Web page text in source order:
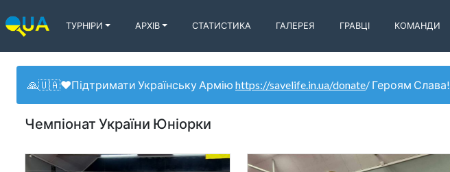
ТУРНІРИ АРХІВ СТАТИСТИКА ГАЛЕРЕЯ ГРАВЦІ КОМАНДИ
🙏🇺🇦❤️Підтримати Українську Армію https://savelife.in.ua/donate/ Героям Слава!
Чемпіонат України Юніорки